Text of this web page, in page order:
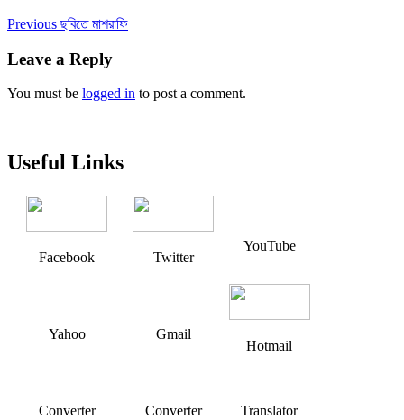
Post
navigation
Previous Previous
ছবিতে মাশরাফি
Leave a Reply
You must be logged in to post a comment.
Useful Links
Facebook Twitter
YouTube
Yahoo Gmail
Hotmail
Converter Converter Translator